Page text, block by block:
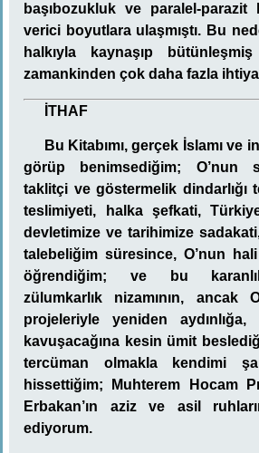
başıbozukluk ve paralel-
verici boyutlara ulaşmıştı. Bu
halkıyla kaynaşıp
zamankinden çok daha fazla
İTHAF
Bu Kitabımı, gerçek İslamı ve
görüp benimsediğim; O’nun
taklitçi ve göstermelik dindarlığı
teslimiyeti, halka şefkati,
devletimize ve tarihimize
talebeliğim süresince, O’nun
öğrendiğim; ve bu
zülumkarlık nizamının, ancak
projeleriyle yeniden
kavuşacağına kesin ümit
tercüman olmakla kendimi
hissettiğim; Muhterem Hocam
Erbakan’ın aziz ve asil
ediyorum.